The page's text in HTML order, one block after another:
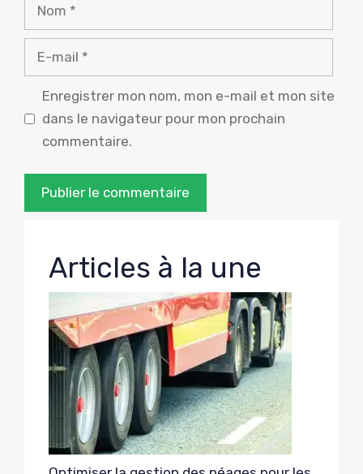
mail
Enregistrer mon nom, mon e-mail et mon site
dans le navigateur pour mon prochain
commentaire.
Articles à la une